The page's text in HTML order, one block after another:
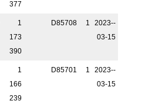
377
1
173
390
D85708 1
2023-­
03-15
1
166
239
D85701 1
2023-­
03-15